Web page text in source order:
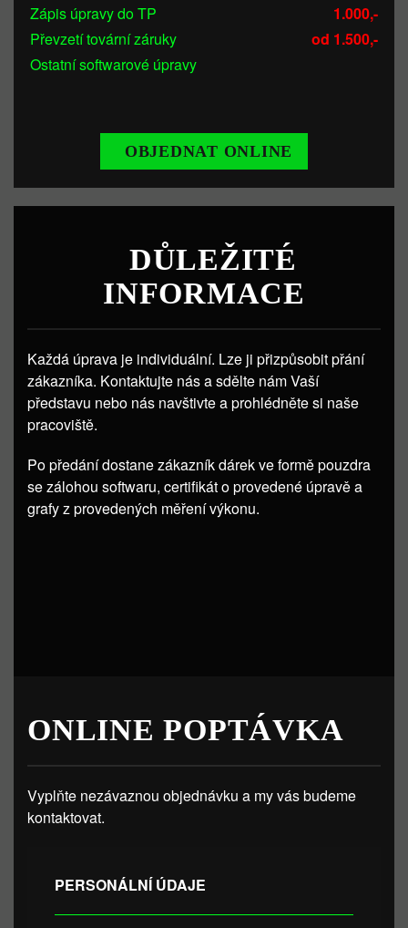
Zápis úpravy do TP
1.000,-
Převzetí tovární záruky
od 1.500,-
Ostatní softwarové úpravy
OBJEDNAT ONLINE
DŮLEŽITÉ
INFORMACE
Každá úprava je individuální. Lze ji přizpůsobit přání
zákazníka. Kontaktujte nás a sdělte nám Vaší
představu nebo nás navštivte a prohlédněte si naše
pracoviště.
Po předání dostane zákazník dárek ve formě pouzdra
se zálohou softwaru, certifikát o provedené úpravě a
grafy z provedených měření výkonu.
ONLINE POPTÁVKA
Vyplňte nezávaznou objednávku a my vás budeme
kontaktovat.
PERSONÁLNÍ ÚDAJE